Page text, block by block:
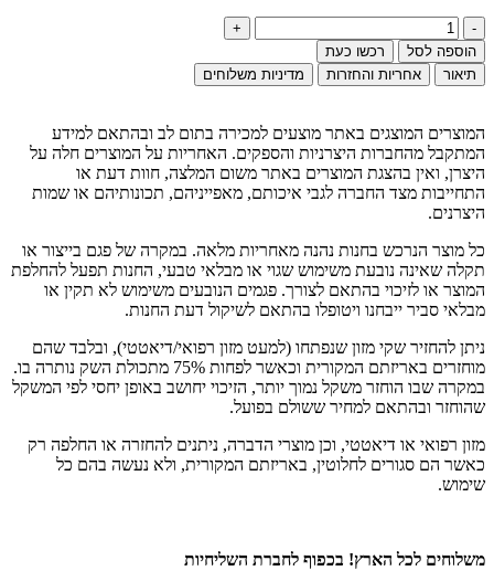
הוספה לסל
רכשו כעת
תיאור
אחריות והחזרות מדיניות משלוחים
המוצרים המוצגים באתר מוצעים למכירה בתום לב ובהתאם למידע
המתקבל מהחברות היצרניות והספקים. האחריות על המוצרים חלה על
היצרן, ואין בהצגת המוצרים באתר משום המלצה, חוות דעת או
התחייבות מצד החברה לגבי איכותם, מאפייניהם, תכונותיהם או שמות
היצרנים.
כל מוצר הנרכש בחנות נהנה מאחריות מלאה. במקרה של פגם בייצור או
תקלה שאינה נובעת משימוש שגוי או מבלאי טבעי, החנות תפעל להחלפת
המוצר או לזיכוי בהתאם לצורך. פגמים הנובעים משימוש לא תקין או
מבלאי סביר ייבחנו ויטופלו בהתאם לשיקול דעת החנות.
ניתן להחזיר שקי מזון שנפתחו (למעט מזון רפואי/דיאטטי), ובלבד שהם
מוחזרים באריזתם המקורית וכאשר לפחות 75% מתכולת השק נותרה בו.
במקרה שבו הוחזר משקל נמוך יותר, הזיכוי יחושב באופן יחסי לפי המשקל
שהוחזר ובהתאם למחיר ששולם בפועל.
מזון רפואי או דיאטטי, וכן מוצרי הדברה, ניתנים להחזרה או החלפה רק
כאשר הם סגורים לחלוטין, באריזתם המקורית, ולא נעשה בהם כל
שימוש.
משלוחים לכל הארץ! בכפוף לחברת השליחיות